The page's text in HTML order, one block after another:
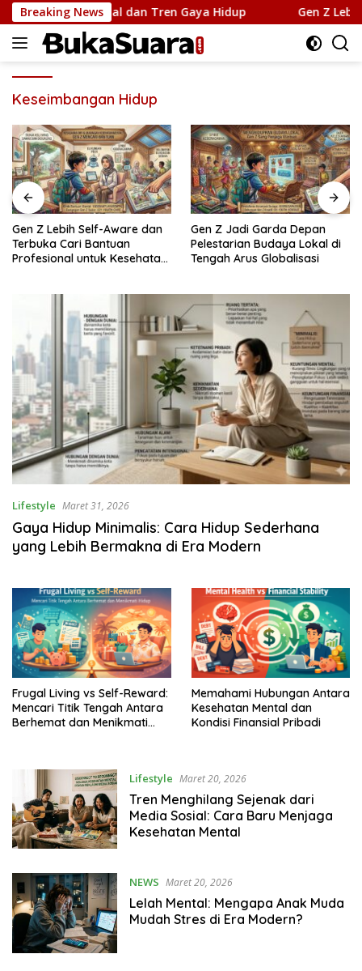
Langsung
ke
konten
Breaking NewsMental dan Tren Gaya Hidup Gen Z Lebih
Keseimbangan Hidup
Gen Z Lebih Self-Aware dan
Terbuka Cari Bantuan
Profesional untuk Kesehatan
Gen Z Jadi Garda Depan
Pelestarian Budaya Lokal di
Tengah Arus Globalisasi
Lifestyle Maret 31, 2026
Gaya Hidup Minimalis: Cara Hidup Sederhana
yang Lebih Bermakna di Era Modern
Frugal Living vs Self-Reward:
Mencari Titik Tengah Antara
Berhemat dan Menikmati
Memahami Hubungan Antara
Kesehatan Mental dan
Kondisi Finansial Pribadi
Lifestyle Maret 20, 2026
Tren Menghilang Sejenak dari
Media Sosial: Cara Baru Menjaga
Kesehatan Mental
NEWS Maret 20, 2026
Lelah Mental: Mengapa Anak Muda
Mudah Stres di Era Modern?